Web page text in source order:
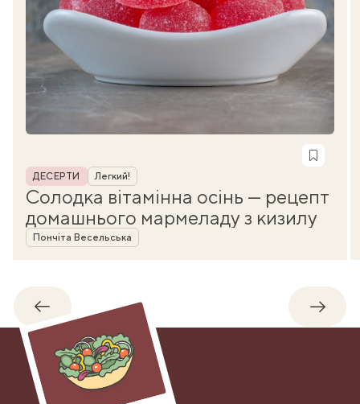
Рубрика
ДЕСЕРТИ Легкий!
Солодка вітамінна осінь — рецепт
домашнього мармеладу з кизилу
Автор
Пончіта Весельська
Назад